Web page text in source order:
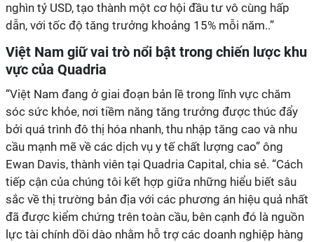
nghìn tỷ USD, tạo thành một cơ hội đầu tư vô cùng hấp
dẫn, với tốc độ tăng trưởng khoảng 15% mỗi năm..”
Việt Nam giữ vai trò nổi bật trong chiến lược khu
vực của Quadria
“Việt Nam đang ở giai đoạn bản lề trong lĩnh vực chăm
sóc sức khỏe, nơi tiềm năng tăng trưởng được thúc đẩy
bởi quá trình đô thị hóa nhanh, thu nhập tăng cao và nhu
cầu mạnh mẽ về các dịch vụ y tế chất lượng cao” ông
Ewan Davis, thành viên tại Quadria Capital, chia sẻ. “Cách
tiếp cận của chúng tôi kết hợp giữa những hiểu biết sâu
sắc về thị trường bản địa với các phương án hiệu quả nhất
đã được kiểm chứng trên toàn cầu, bên cạnh đó là nguồn
lực tài chính dồi dào nhằm hỗ trợ các doanh nghiệp hàng